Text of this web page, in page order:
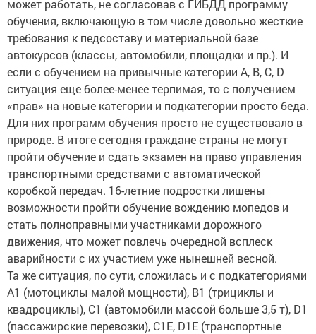
может работать, не согласовав с ГИБДД программу
обучения, включающую в том числе довольно жесткие
требования к педсоставу и материальной базе
автокурсов (классы, автомобили, площадки и пр.). И
если с обучением на привычные категории А, В, С, D
ситуация еще более-менее терпимая, то с получением
«прав» на новые категории и подкатегории просто беда.
Для них программ обучения просто не существовало в
природе. В итоге сегодня граждане страны не могут
пройти обучение и сдать экзамен на право управления
транспортными средствами с автоматической
коробкой передач. 16-летние подростки лишены
возможности пройти обучение вождению мопедов и
стать полноправными участниками дорожного
движения, что может повлечь очередной всплеск
аварийности с их участием уже нынешней весной.
Та же ситуация, по сути, сложилась и с подкатегориями
A1 (мотоциклы малой мощности), B1 (трициклы и
квадроциклы), C1 (автомобили массой больше 3,5 т), D1
(пассажирские перевозки), C1E, D1E (транспортные